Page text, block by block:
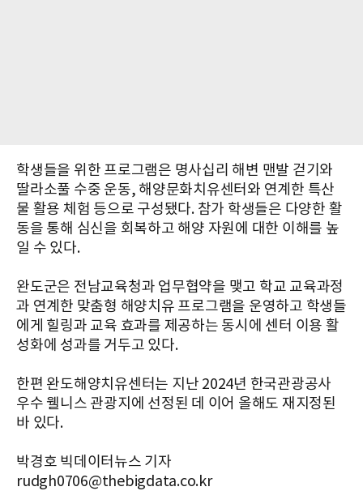
학생들을 위한 프로그램은 명사십리 해변 맨발 걷기와
딸라소풀 수중 운동, 해양문화치유센터와 연계한 특산
물 활용 체험 등으로 구성됐다. 참가 학생들은 다양한 활
동을 통해 심신을 회복하고 해양 자원에 대한 이해를 높
일 수 있다.
완도군은 전남교육청과 업무협약을 맺고 학교 교육과정
과 연계한 맞춤형 해양치유 프로그램을 운영하고 학생들
에게 힐링과 교육 효과를 제공하는 동시에 센터 이용 활
성화에 성과를 거두고 있다.
한편 완도해양치유센터는 지난 2024년 한국관광공사
우수 웰니스 관광지에 선정된 데 이어 올해도 재지정된
바 있다.
박경호 빅데이터뉴스 기자
rudgh0706@thebigdata.co.kr